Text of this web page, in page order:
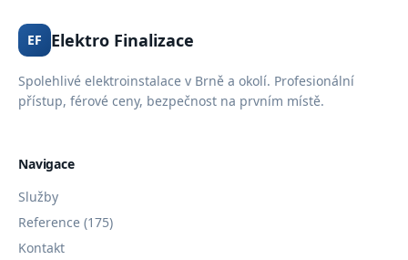
EF Elektro Finalizace
Spolehlivé elektroinstalace v Brně a okolí. Profesionální
přístup, férové ceny, bezpečnost na prvním místě.
Navigace
Služby
Reference (175)
Kontakt